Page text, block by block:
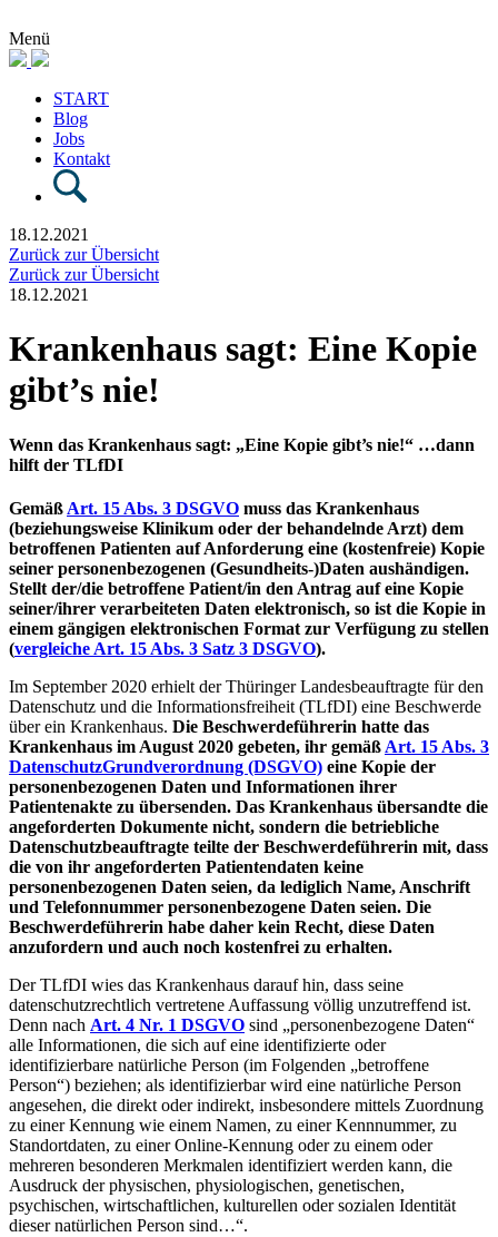
Menü
START
Blog
Jobs
Kontakt
18.12.2021
Zurück zur Übersicht
Zurück zur Übersicht
18.12.2021
Krankenhaus sagt: Eine Kopie
gibt’s nie!
Wenn das Krankenhaus sagt: „Eine Kopie gibt’s nie!“ …dann
hilft der TLfDI
Gemäß Art. 15 Abs. 3 DSGVO muss das Krankenhaus
(beziehungsweise Klinikum oder der behandelnde Arzt) dem
betroffenen Patienten auf Anforderung eine (kostenfreie) Kopie
seiner personenbezogenen (Gesundheits-)Daten aushändigen.
Stellt der/die betroffene Patient/in den Antrag auf eine Kopie
seiner/ihrer verarbeiteten Daten elektronisch, so ist die Kopie in
einem gängigen elektronischen Format zur Verfügung zu stellen
(vergleiche Art. 15 Abs. 3 Satz 3 DSGVO).
Im September 2020 erhielt der Thüringer Landesbeauftragte für den
Datenschutz und die Informationsfreiheit (TLfDI) eine Beschwerde
über ein Krankenhaus. Die Beschwerdeführerin hatte das
Krankenhaus im August 2020 gebeten, ihr gemäß Art. 15 Abs. 3
DatenschutzGrundverordnung (DSGVO) eine Kopie der
personenbezogenen Daten und Informationen ihrer
Patientenakte zu übersenden. Das Krankenhaus übersandte die
angeforderten Dokumente nicht, sondern die betriebliche
Datenschutzbeauftragte teilte der Beschwerdeführerin mit, dass
die von ihr angeforderten Patientendaten keine
personenbezogenen Daten seien, da lediglich Name, Anschrift
und Telefonnummer personenbezogene Daten seien. Die
Beschwerdeführerin habe daher kein Recht, diese Daten
anzufordern und auch noch kostenfrei zu erhalten.
Der TLfDI wies das Krankenhaus darauf hin, dass seine
datenschutzrechtlich vertretene Auffassung völlig unzutreffend ist.
Denn nach Art. 4 Nr. 1 DSGVO sind „personenbezogene Daten“
alle Informationen, die sich auf eine identifizierte oder
identifizierbare natürliche Person (im Folgenden „betroffene
Person“) beziehen; als identifizierbar wird eine natürliche Person
angesehen, die direkt oder indirekt, insbesondere mittels Zuordnung
zu einer Kennung wie einem Namen, zu einer Kennnummer, zu
Standortdaten, zu einer Online-Kennung oder zu einem oder
mehreren besonderen Merkmalen identifiziert werden kann, die
Ausdruck der physischen, physiologischen, genetischen,
psychischen, wirtschaftlichen, kulturellen oder sozialen Identität
dieser natürlichen Person sind…“.